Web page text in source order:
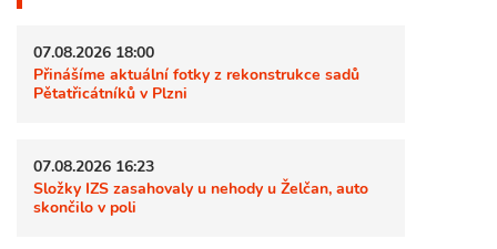
07.08.2026 18:00
Přinášíme aktuální fotky z rekonstrukce sadů
Pětatřicátníků v Plzni
07.08.2026 16:23
Složky IZS zasahovaly u nehody u Želčan, auto
skončilo v poli